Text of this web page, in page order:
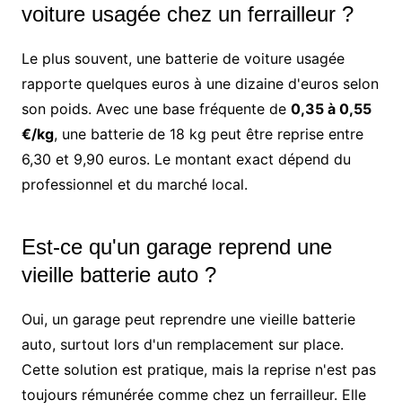
voiture usagée chez un ferrailleur ?
Le plus souvent, une batterie de voiture usagée
rapporte quelques euros à une dizaine d'euros selon
son poids. Avec une base fréquente de 0,35 à 0,55
€/kg, une batterie de 18 kg peut être reprise entre
6,30 et 9,90 euros. Le montant exact dépend du
professionnel et du marché local.
Est-ce qu'un garage reprend une
vieille batterie auto ?
Oui, un garage peut reprendre une vieille batterie
auto, surtout lors d'un remplacement sur place.
Cette solution est pratique, mais la reprise n'est pas
toujours rémunérée comme chez un ferrailleur. Elle